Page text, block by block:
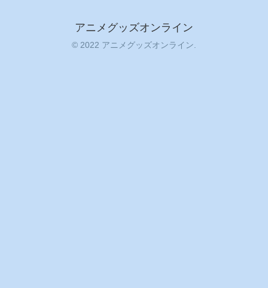
アニメグッズオンライン
© 2022 アニメグッズオンライン.